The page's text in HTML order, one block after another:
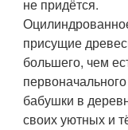
не придётся.
присущие
большего, чем
бабушки в
своих уютных и